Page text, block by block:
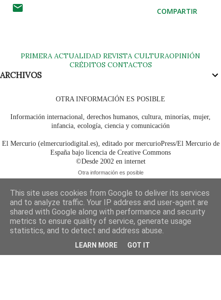
COMPARTIR
PRIMERA ACTUALIDAD REVISTA CULTURAOPINIÓN
CRÉDITOSCONTACTOS
ARCHIVOS
OTRA INFORMACIÓN ES POSIBLE
Información internacional, derechos humanos, cultura, minorías, mujer,
infancia, ecología, ciencia y comunicación
El Mercurio (elmercuriodigital.es), editado por mercurioPress/El Mercurio de
España bajo licencia de Creative Commons
©Desde 2002 en internet
Otra información es posible
This site uses cookies from Google to deliver its services
and to analyze traffic. Your IP address and user-agent are
shared with Google along with performance and security
metrics to ensure quality of service, generate usage
statistics, and to detect and address abuse.
LEARN MORE GOT IT